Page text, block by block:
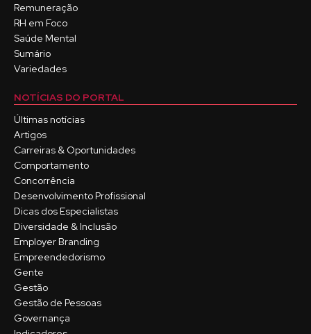
Remuneração
RH em Foco
Saúde Mental
Sumário
Variedades
NOTÍCIAS DO PORTAL
Últimas notícias
Artigos
Carreiras & Oportunidades
Comportamento
Concorrência
Desenvolvimento Profissional
Dicas dos Especialistas
Diversidade & Inclusão
Employer Branding
Empreendedorismo
Gente
Gestão
Gestão de Pessoas
Governança